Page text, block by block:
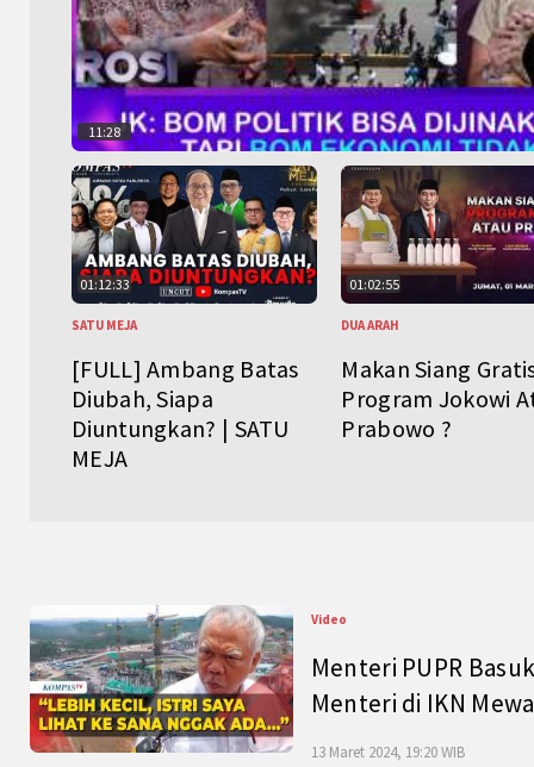
11:28
01:12:33
SATU MEJA
[FULL] Ambang Batas
Diubah, Siapa
Diuntungkan? | SATU
MEJA
01:02:55
DUA ARAH
Makan Siang
Program Jokowi
Prabowo ?
Video
Menteri PUPR
Menteri di IKN
13 Maret 2024, 19:20 WIB